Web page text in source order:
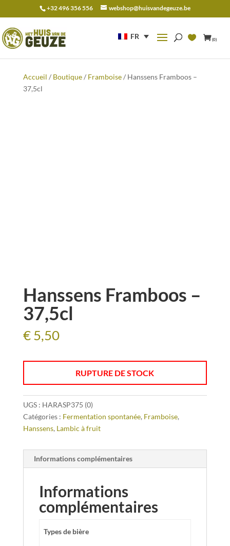
+32 496 356 556 webshop@huisvandegeuze.be
FR (0)
pour :
Accueil / Boutique/ Framboise/ Hanssens Framboos –
37,5cl
Hanssens Framboos –
37,5cl
€5,50
RUPTURE DE STOCK
UGS : HARASP375 (0)
Catégories : Fermentation spontanée, Framboise,
Hanssens, Lambic à fruit
Informations complémentaires
Informations
complémentaires
Types de bière